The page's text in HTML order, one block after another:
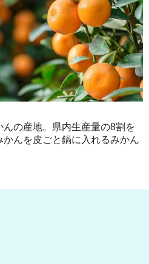
んの産地。県内生産量の8割を
かんを皮ごと鍋に入れるみかん